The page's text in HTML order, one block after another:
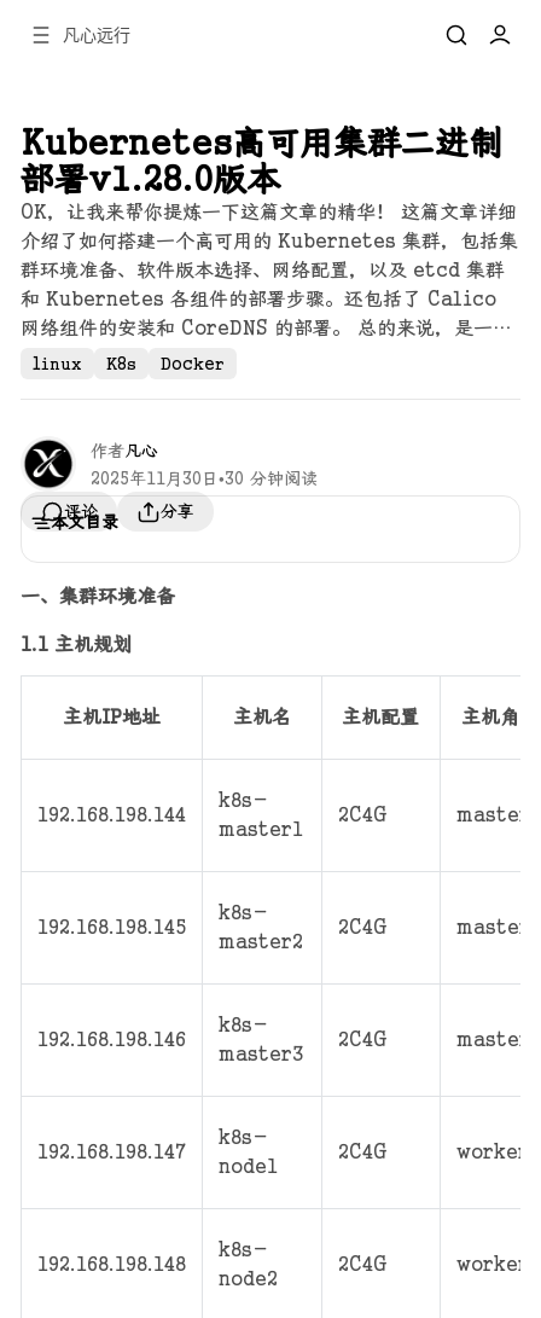
凡心远行
linux K8s Docker
Kubernetes高可用集群二进制
部署v1.28.0版本
OK，让我来帮你提炼一下这篇文章的精华！ 这篇文章详细
介绍了如何搭建一个高可用的 Kubernetes 集群，包括集
群环境准备、软件版本选择、网络配置，以及 etcd 集群
和 Kubernetes 各组件的部署步骤。还包括了 Calico
网络组件的安装和 CoreDNS 的部署。 总的来说，是一份
非常全面的 Kubernetes 集群搭建指南，适合有一定
作者凡心
2025年11月30日•30 分钟阅读
评论
评论
分享
分享
一、集群环境准备
1.1 主机规划
主机IP地址 主机名 主机配置 主机角色
192.168.198.144
k8s-
master1
2C4G master
192.168.198.145
k8s-
master2
2C4G master
192.168.198.146
k8s-
master3
2C4G master
192.168.198.147
k8s-
node1
2C4G worker
192.168.198.148
k8s-
node2
2C4G worker
本文目录